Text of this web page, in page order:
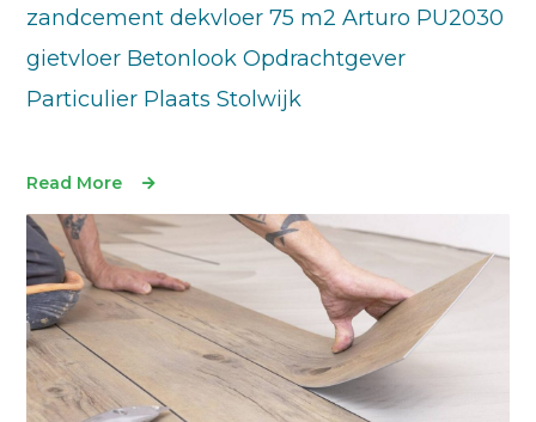
zandcement dekvloer 75 m2 Arturo PU2030
gietvloer Betonlook Opdrachtgever
Particulier Plaats Stolwijk
Read More